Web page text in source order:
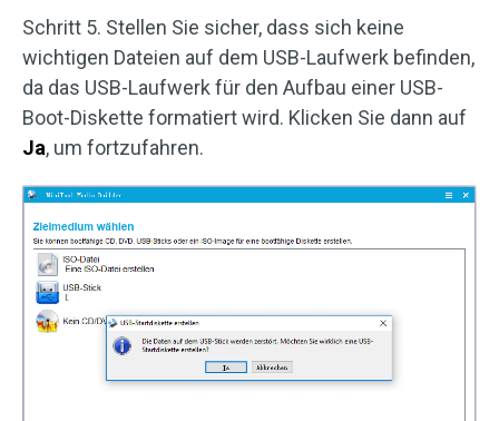
Schritt 5. Stellen Sie sicher, dass sich keine
wichtigen Dateien auf dem USB-Laufwerk befinden,
da das USB-Laufwerk für den Aufbau einer USB-
Boot-Diskette formatiert wird. Klicken Sie dann auf
Ja, um fortzufahren.